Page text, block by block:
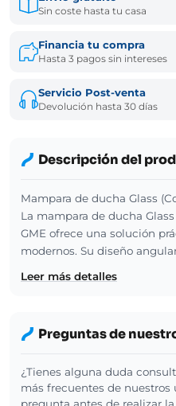
Sin coste hasta tu casa
Financia tu compra
Hasta 3 pagos sin intereses
Servicio Post-venta
Devolución hasta 30 días
Descripción del
Mampara de ducha Glass
La mampara de ducha
GME ofrece una solución
modernos. Su diseño
Leer más detalles
Preguntas de
¿Tienes alguna duda
más frecuentes de nuestros
pregunta antes de realizar